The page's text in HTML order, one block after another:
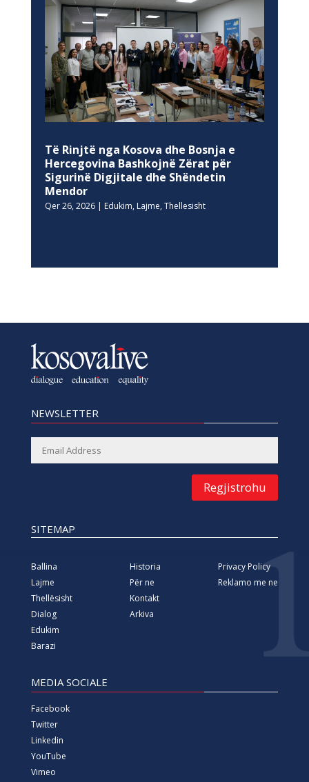
Të Rinjtë nga Kosova dhe Bosnja e
Hercegovina Bashkojnë Zërat për
Sigurinë Digjitale dhe Shëndetin
Mendor
Qer 26, 2026| Edukim, Lajme, Thellesisht
NEWSLETTER
Regjistrohu
SITEMAP
Ballina
Lajme
Thellësisht
Dialog
Edukim
Barazi
Historia
Për ne
Kontakt
Arkiva
Privacy Policy
Reklamo me ne
MEDIA SOCIALE
Facebook
Twitter
Linkedin
YouTube
Vimeo